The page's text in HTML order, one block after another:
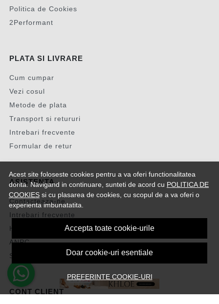
Acest site foloseste cookies pentru a va oferi functionalitatea
dorita. Navigand in continuare, sunteti de acord cu POLITICA DE
COOKIES si cu plasarea de cookies, cu scopul de a va oferi o
experienta imbunatatita.
Accepta toate cookie-urile
Doar cookie-uri esentiale
PREFERINTE COOKIE-URI
Politica de Cookies
2Performant
PLATA SI LIVRARE
Cum cumpar
Vezi cosul
Metode de plata
Transport si retururi
Intrebari frecvente
Formular de retur
ASISTENTA
Contacteaza-ne
Intrebari frecvente
Harta site
ANPC
Solutionarea litigiilor
CONT CLIENT